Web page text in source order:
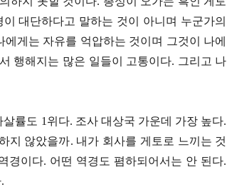
대단하다고 말하는 것이 아니며 누군가의
게는 자유를 억압하는 것이며 그것이 나에
행해지는 많은 일들이 고통이다. 그리고 나
살률도 1위다. 조사 대상국 가운데 가장 높다.
지 않았을까. 내가 회사를 게토로 느끼는 것
경이다. 어떤 역경도 폄하되어서는 안 된다.
.